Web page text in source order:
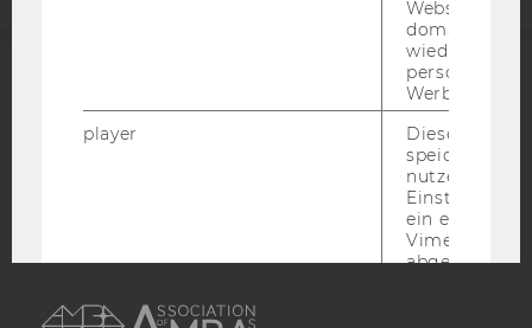
EQUIS
Websites
Werbung
player
Dieses Cookie
speichert
ein
Vimeo-Video
abgespielt